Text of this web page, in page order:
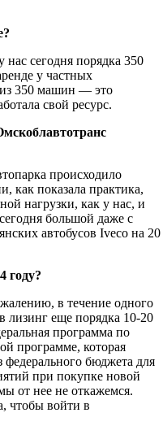
сегодня порядка 350
у частных
350 машин — это
свой ресурс.
происходило
как показала практика,
нагрузки, как у нас, и
большой даже с
автобусов Iveco на 20
году?
в течение одного
лизинг еще порядка 10-20
программа по
программе, которая
федерального бюджета для
при покупке новой
от нее не откажемся.
чтобы войти в